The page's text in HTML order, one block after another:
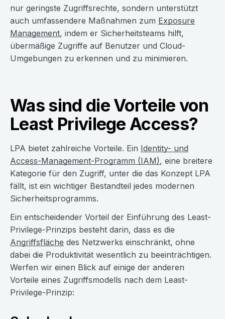
nur geringste Zugriffsrechte, sondern unterstützt
auch umfassendere Maßnahmen zum Exposure
Management, indem er Sicherheitsteams hilft,
übermäßige Zugriffe auf Benutzer und Cloud-
Umgebungen zu erkennen und zu minimieren.
Was sind die Vorteile von
Least Privilege Access?
LPA bietet zahlreiche Vorteile. Ein Identity- und
Access-Management-Programm (IAM), eine breitere
Kategorie für den Zugriff, unter die das Konzept LPA
fällt, ist ein wichtiger Bestandteil jedes modernen
Sicherheitsprogramms.
Ein entscheidender Vorteil der Einführung des Least-
Privilege-Prinzips besteht darin, dass es die
Angriffsfläche des Netzwerks einschränkt, ohne
dabei die Produktivität wesentlich zu beeinträchtigen.
Werfen wir einen Blick auf einige der anderen
Vorteile eines Zugriffsmodells nach dem Least-
Privilege-Prinzip: